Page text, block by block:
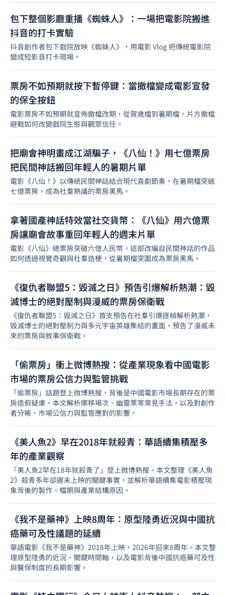
包下整個影廳重播《蜘蛛人》：一場把電影院搬進
抖音的打卡實驗
抖音創作者包下戲院放映《蜘蛛人》，用電影 Vlog 把傳統電影院
變成短影音打卡現場。
票房不如預期就按下暫停鍵：當撤檔變成電影宣發
的保全按鈕
電影票房不如預期就宣佈撤檔改期，從賀歲檔到暑期檔，片方撤檔
避戰如何改變戲院生態與觀眾信任。
把廟會神明畫成江湖騙子，《八仙！》用七億票房
把民間神話搬回年輕人的暑期片單
電影《八仙！》以傳統民間神話結合現代喜劇節奏，在暑期檔突破
七億票房，成為社羣熱議的票房黑馬。
拿著國產神話特效當社交貨幣：《八仙》用六億票
房讓廟會故事重回年輕人的週末片單
電影《八仙》總票房突破六億人民幣，這部改編自民間神話的作品
如何透過視覺奇觀與社羣造梗，從暑期檔突圍成為票房黑馬。
《復仇者聯盟5：毀滅之日》預告引爆解析熱潮：毀
滅博士的絕對壓制與漫威的票房保衛戰
《復仇者聯盟5：毀滅之日》首支預告在社羣引爆逐幀解析熱潮，
毀滅博士的絕對壓制力與多元宇宙英雄集結的畫面，預告了漫威未
來的票房與敘事保衛戰。
「偷票房」衝上微博熱搜：從產業現象看中國電影
市場的票房公信力與監管挑戰
「偷票房」話題登上微博熱搜，背後是中國電影市場長期存在的票
房造假疑慮。本文解析挪移場次、幽靈票等常見手法，以及對創作
者分帳、市場公信力與監管應對的影響。
《美人魚2》早在2018年就殺青：華語續集積壓多
年的產業觀察
「美人魚2早在18年就殺青了」登上微博熱搜。本文整理《美人魚
2》殺青多年卻遲未上映的關鍵事實，並解析華語續集電影積壓現
象背後的製作、檔期與產業結構原因。
《我不是藥神》上映8周年：原型陸勇近況與中國抗
癌藥可及性議題的延續
華語電影《我不是藥神》2018年上映，2026年迎來8周年。本文整
理原型陸勇的近況、關鍵時間軸，以及電影背後中國抗癌藥可及性
與醫保制度的長期影響。